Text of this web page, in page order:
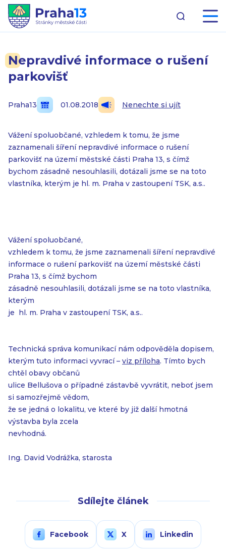
Nepravdivé informace o rušení
parkovišť
Praha13 01.08.2018 Nenechte si ujít
Vážení spoluobčané, vzhledem k tomu, že jsme
zaznamenali šíření nepravdivé informace o rušení
parkovišť na území městské části Praha 13, s čímž
bychom zásadně nesouhlasili, dotázali jsme se na toto
vlastníka, kterým je hl. m. Praha v zastoupení TSK, a.s..
Vážení spoluobčané,
vzhledem k tomu, že jsme zaznamenali šíření nepravdivé
informace o rušení parkovišť na území městské části
Praha 13, s čímž bychom
zásadně nesouhlasili, dotázali jsme se na toto vlastníka,
kterým
je hl. m. Praha v zastoupení TSK, a.s..
Technická správa komunikací nám odpověděla dopisem,
kterým tuto informaci vyvrací – viz příloha. Tímto bych
chtěl obavy občanů
ulice Bellušova o případné zástavbě vyvrátit, neboť jsem
si samozřejmě vědom,
že se jedná o lokalitu, ve které by již další hmotná
výstavba byla zcela
nevhodná.
Ing. David Vodrážka, starosta
Sdílejte článek
Facebook X Linkedin